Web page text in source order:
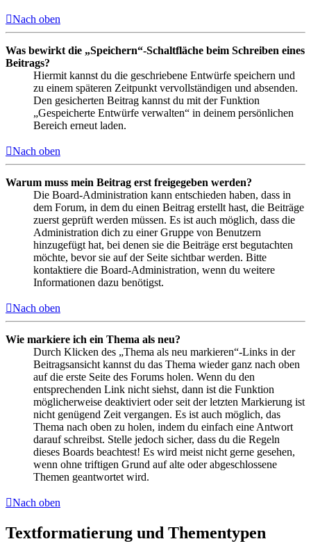
Nach oben
Was bewirkt die „Speichern“-Schaltfläche beim Schreiben eines
Beitrags?
Hiermit kannst du die geschriebene Entwürfe speichern und
zu einem späteren Zeitpunkt vervollständigen und absenden.
Den gesicherten Beitrag kannst du mit der Funktion
„Gespeicherte Entwürfe verwalten“ in deinem persönlichen
Bereich erneut laden.
Nach oben
Warum muss mein Beitrag erst freigegeben werden?
Die Board-Administration kann entschieden haben, dass in
dem Forum, in dem du einen Beitrag erstellt hast, die Beiträge
zuerst geprüft werden müssen. Es ist auch möglich, dass die
Administration dich zu einer Gruppe von Benutzern
hinzugefügt hat, bei denen sie die Beiträge erst begutachten
möchte, bevor sie auf der Seite sichtbar werden. Bitte
kontaktiere die Board-Administration, wenn du weitere
Informationen dazu benötigst.
Nach oben
Wie markiere ich ein Thema als neu?
Durch Klicken des „Thema als neu markieren“-Links in der
Beitragsansicht kannst du das Thema wieder ganz nach oben
auf die erste Seite des Forums holen. Wenn du den
entsprechenden Link nicht siehst, dann ist die Funktion
möglicherweise deaktiviert oder seit der letzten Markierung ist
nicht genügend Zeit vergangen. Es ist auch möglich, das
Thema nach oben zu holen, indem du einfach eine Antwort
darauf schreibst. Stelle jedoch sicher, dass du die Regeln
dieses Boards beachtest! Es wird meist nicht gerne gesehen,
wenn ohne triftigen Grund auf alte oder abgeschlossene
Themen geantwortet wird.
Nach oben
Textformatierung und Thementypen